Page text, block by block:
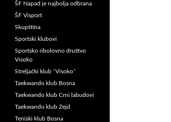
ŠF Napad je najbolja odbrana
ŠF Visport
Skupština
Sportski klubovi
Sportsko ribolovno društvo
Visoko
Streljački klub ˝Visoko˝
Taekwando klub Bosna
Taekwando klub Crni labudovi
Taekwando klub Zejd
Teniski klub Bosna